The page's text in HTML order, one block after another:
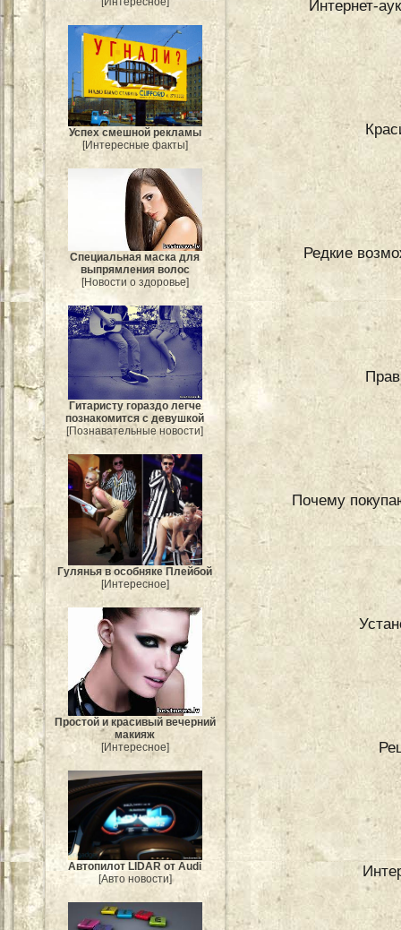
Успех смешной рекламы
[Интересные факты]
Специальная маска для
выпрямления волос
[Новости о здоровье]
Гитаристу гораздо легче
познакомится с девушкой
[Познавательные новости]
Гулянья в особняке Плейбой
[Интересное]
Простой и красивый вечерний
макияж
[Интересное]
Автопилот LIDAR от Audi
[Авто новости]
Интернет-
Редкие
Почему